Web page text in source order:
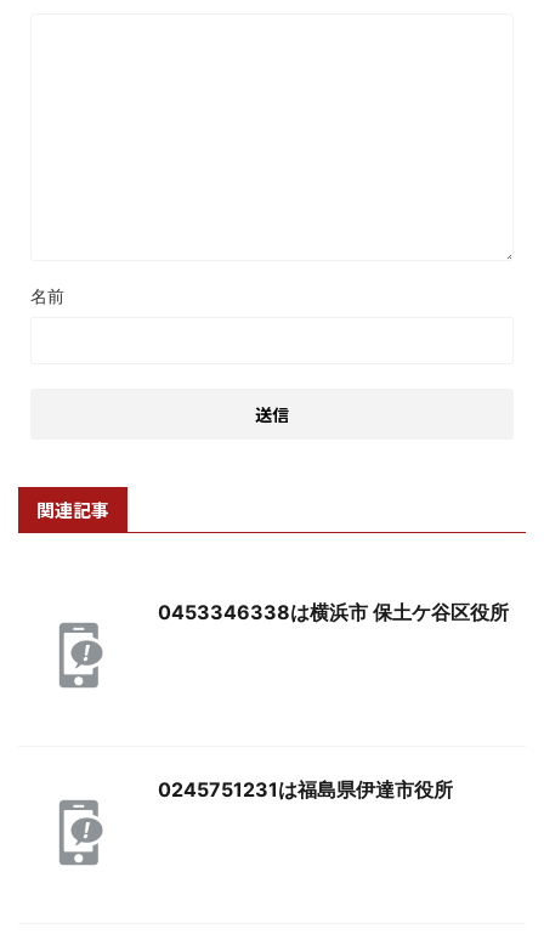
名前
関連記事
0453346338は横浜市 保土ケ谷区役所
0245751231は福島県伊達市役所